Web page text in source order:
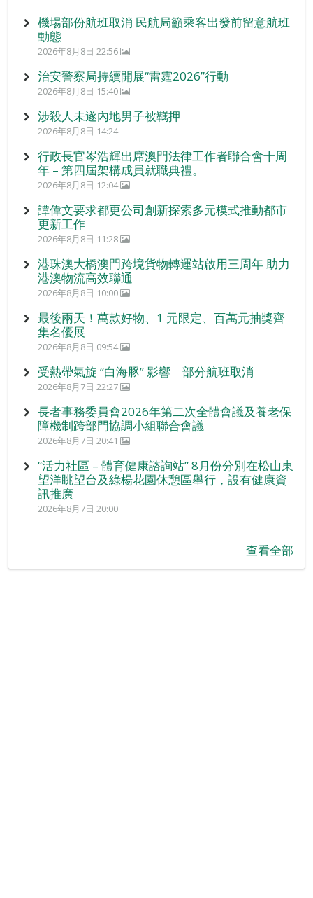
機場部份航班取消 民航局籲乘客出發前留意航班
動態
2026年8月8日 22:56
治安警察局持續開展“雷霆2026”行動
2026年8月8日 15:40
涉殺人未遂內地男子被羈押
2026年8月8日 14:24
行政長官岑浩輝出席澳門法律工作者聯合會十周
年 – 第四屆架構成員就職典禮。
2026年8月8日 12:04
譚偉文要求都更公司創新探索多元模式推動都市
更新工作
2026年8月8日 11:28
港珠澳大橋澳門跨境貨物轉運站啟用三周年 助力
港澳物流高效聯通
2026年8月8日 10:00
最後兩天！萬款好物、1 元限定、百萬元抽獎齊
集名優展
2026年8月8日 09:54
受熱帶氣旋 “白海豚” 影響 部分航班取消
2026年8月7日 22:27
長者事務委員會2026年第二次全體會議及養老保
障機制跨部門協調小組聯合會議
2026年8月7日 20:41
“活力社區 – 體育健康諮詢站” 8月份分別在松山東
望洋眺望台及綠楊花園休憩區舉行，設有健康資
訊推廣
2026年8月7日 20:00
查看全部